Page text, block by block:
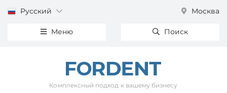
Русский Москва
Меню Поиск
Комплексный подход к вашему бизнесу